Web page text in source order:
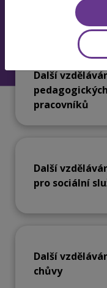
Specializujeme
rekvalifikace
Další
pedagogických
pracovníků
Další
pro sociální
Další
chůvy